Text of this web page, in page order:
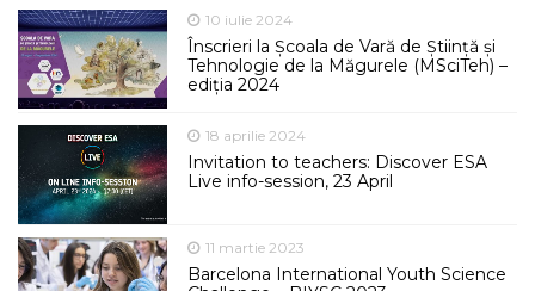
10 iulie 2024
Înscrieri la Școala de Vară de Știință și
Tehnologie de la Măgurele (MSciTeh) –
ediția 2024
18 aprilie 2024
Invitation to teachers: Discover ESA
Live info-session, 23 April
11 martie 2023
Barcelona International Youth Science